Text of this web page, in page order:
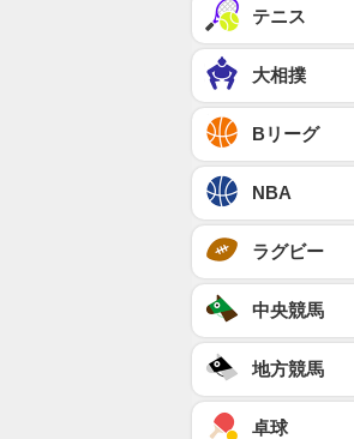
テニス
大相撲
Bリーグ
NBA
ラグビー
中央競馬
地方競馬
卓球